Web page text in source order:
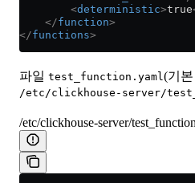
        <
deterministic>true
    </
function>
</functions>
파일 test_function.yaml(기
/etc/clickhouse-server/
/etc/clickhouse-server/